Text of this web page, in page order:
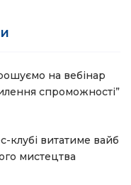
на вебінар
спроможності”
клубі витатиме вайб
мистецтва